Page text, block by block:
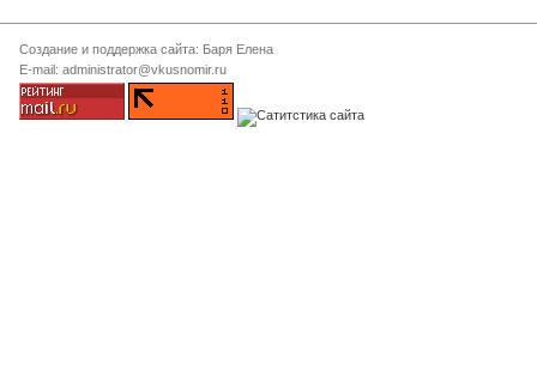
Создание и поддержка сайта: Баря Елена
E-mail: administrator@vkusnomir.ru